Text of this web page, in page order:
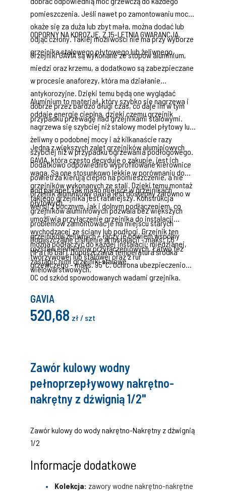
pomieszczenia. Jeśli nawet po zamontowaniu moc
okaże się za duża lub zbyt mała, można dodać lub
odjąć człony. Takiej możliwości nie ma przy wyborze
grzejnika stalowego płytowego lub żeliwnego.
ODPORNY NA KOROZJĘ, Z 15-LETNIĄ GWARANCJĄ.
Grzejniki GAVIA są wykonane ze stopów aluminium,
miedzi oraz krzemu, a dodatkowo są zabezpieczane
w procesie anaforezy, która ma działanie
antykorozyjne. Dzięki temu będą one wyglądać
dobrze przez bardzo długi czas, co daje im w tym
przypadku przewagę nad grzejnikami stalowymi.
Aluminium to materiał, który szybko się nagrzewa i
oddaje energię cieplną, dzięki czemu grzejnik
nagrzewa się szybciej niż stalowy model płytowy lub
żeliwny o podobnej mocy i aż kilkanaście razy
szybciej niż w przypadku ogrzewania podłogowego.
Dodatkowo odpowiednio wyprofilowane kierownice
powietrza kierują ciepło na pomieszczenie, a nie
pod parapet, jak ma to miejsce w grzejnikach
płytowych.
Jedną z większych zalet grzejników aluminiowych
GAVIA, która często decyduje o zakupie, jest ich
waga. Są one stosunkowo lekkie w porównaniu do
grzejników wykonanych ze stali. Dzięki temu montaż
takiego grzejnika jest łatwiejszy. Konstrukcja
grzejników aluminiowych pozwala bez większych
problemów zamontować je na miejscu starych
grzejników żeliwnych – łączy je bowiem wspólny
rozstaw elementów przyłączeniowych. Łatwo też
zastąpić nimi grzejniki stalowe.
Grzejnik aluminiowy Gavia jest dostępny zarówno w
wersji z bocznym, jak i dolnym podłączeniem, co
umożliwia przyłączenie grzejnika do instalacji
wychodzącej ze ściany lub podłogi. Grzejnik ten
można podłączyć do każdej instalacji: miedzianej,
tworzywowej lub stalowej oraz z rur
wielowarstwowych.
Dopuszczalne ciśnienie w instalacji - maks. 1,6
MPa (16 bar). Dopuszczalna temperatura środka
grzewczego - maks. 95°C. Ochrona ubezpieczeniowa
OC od szkód spowodowanych wadami grzejnika.
GAVIA
520,68 zł / szt
Zawór kulowy wodny
pełnoprzepływowy nakrętno-
nakrętny z dźwignią 1/2"
Zawór kulowy do wody nakrętno-Nakrętny z dźwignią
1/2
Informacje dodatkowe
Kolekcja: zawory wodne nakrętno-nakrętne